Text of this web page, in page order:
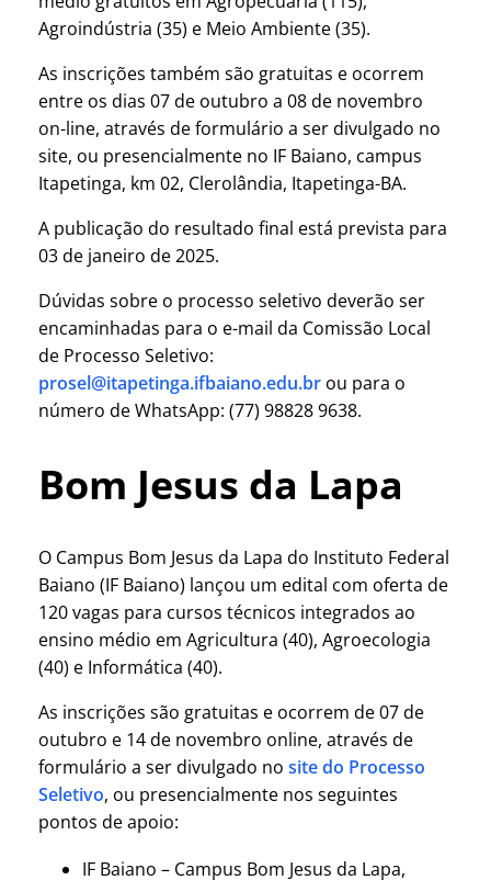
Agroindústria (35) e Meio Ambiente (35).
As inscrições também são gratuitas e ocorrem
entre os dias 07 de outubro a 08 de novembro
on-line, através de formulário a ser divulgado no
site, ou presencialmente no IF Baiano, campus
Itapetinga, km 02, Clerolândia, Itapetinga-BA.
A publicação do resultado final está prevista para
03 de janeiro de 2025.
Dúvidas sobre o processo seletivo deverão ser
encaminhadas para o e-mail da Comissão Local
de Processo Seletivo:
prosel@itapetinga.ifbaiano.edu.br ou para o
número de WhatsApp: (77) 98828 9638.
Bom Jesus da Lapa
O Campus Bom Jesus da Lapa do Instituto Federal
Baiano (IF Baiano) lançou um edital com oferta de
120 vagas para cursos técnicos integrados ao
ensino médio em Agricultura (40), Agroecologia
(40) e Informática (40).
As inscrições são gratuitas e ocorrem de 07 de
outubro e 14 de novembro online, através de
formulário a ser divulgado no site do Processo
Seletivo, ou presencialmente nos seguintes
pontos de apoio:
IF Baiano – Campus Bom Jesus da Lapa,